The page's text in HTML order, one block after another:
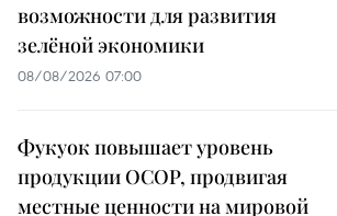
возможности для развития
зелёной экономики
08/08/2026 07:00
Фукуок повышает уровень
продукции OCOP, продвигая
местные ценности на мировой